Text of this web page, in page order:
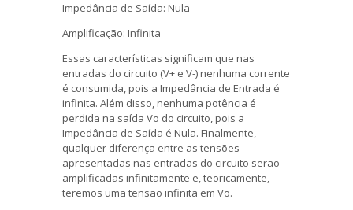
Impedância de Saída: Nula
Amplificação: Infinita
Essas características significam que nas
entradas do circuito (V+ e V-) nenhuma corrente
é consumida, pois a Impedância de Entrada é
infinita. Além disso, nenhuma potência é
perdida na saída Vo do circuito, pois a
Impedância de Saída é Nula. Finalmente,
qualquer diferença entre as tensões
apresentadas nas entradas do circuito serão
amplificadas infinitamente e, teoricamente,
teremos uma tensão infinita em Vo.